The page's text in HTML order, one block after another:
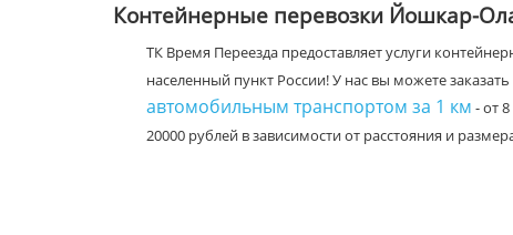
Контейнерные перевозки Йошкар-
ТК Время Переезда предоставляет услуги
населенный пункт России! У нас вы можете
автомобильным транспортом за 1 км - от
20000 рублей в зависимости от расстояния и